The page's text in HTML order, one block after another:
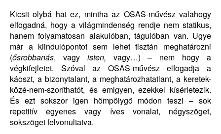
Kicsit olybá hat ez, mintha az OSAS-művész valahogy
elfogadná, hogy a világmindenség rendje nem statikus,
hanem folyamatosan alakulóban, tágulóban van. Ugye
már a kiindulópontot sem lehet tisztán meghatározni
(ősrobbanás, vagy isten, vagy…) – nem hogy a
végkifejletet. Szóval az OSAS-művész elfogadja a
káoszt, a bizonytalant, a meghatározhatatlant, a keretek-
közé-nem-szoríthatót, és emigyen, ezekkel kísérletezik.
És ezt sokszor igen hömpölygő módon teszi – sok
repetitív egyenes vagy íves vonalat, négyszöget,
sokszöget felvonultatva.